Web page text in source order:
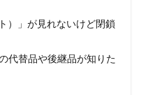
）」が見れないけど閉鎖
代替品や後継品が知りた